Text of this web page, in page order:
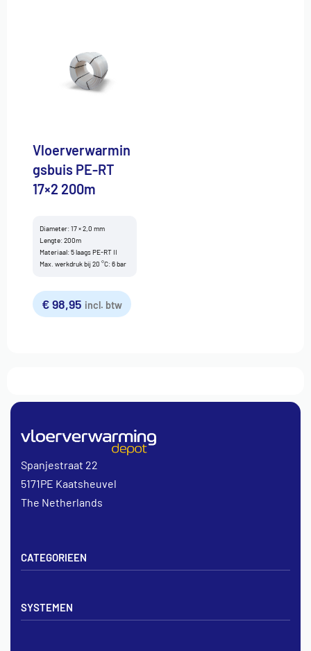
Vloerverwarmin
gsbuis PE-RT
17×2 200m
Diameter: 17 × 2,0 mm
Lengte: 200m
Materiaal: 5 laags PE-RT II
Max. werkdruk bij 20 °C: 6 bar
€98,95 incl. btw
CATEGORIEEN
Verdelers
SYSTEMEN
Spanjestraat 22
5171PE Kaatsheuvel
The Netherlands